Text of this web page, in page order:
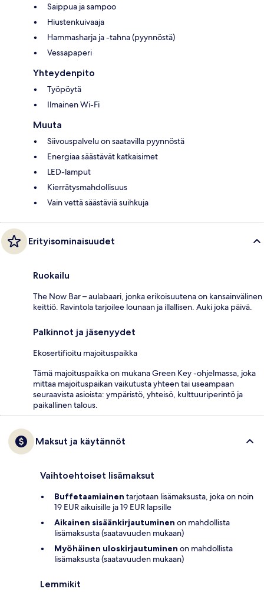
Saippua ja sampoo
Hiustenkuivaaja
Hammasharja ja -tahna (pyynnöstä)
Vessapaperi
Yhteydenpito
Työpöytä
Ilmainen Wi-Fi
Muuta
Siivouspalvelu on saatavilla pyynnöstä
Energiaa säästävät katkaisimet
LED-lamput
Kierrätysmahdollisuus
Vain vettä säästäviä suihkuja
Erityisominaisuudet
Ruokailu
The Now Bar – aulabaari, jonka erikoisuutena on kansainvälinen
keittiö. Ravintola tarjoilee lounaan ja illallisen. Auki joka päivä.
Palkinnot ja jäsenyydet
Ekosertifioitu majoituspaikka
Tämä majoituspaikka on mukana Green Key -ohjelmassa, joka
mittaa majoituspaikan vaikutusta yhteen tai useampaan
seuraavista asioista: ympäristö, yhteisö, kulttuuriperintö ja
paikallinen talous.
Maksut ja käytännöt
Vaihtoehtoiset lisämaksut
Buffetaamiainen tarjotaan lisämaksusta, joka on noin
19 EUR aikuisille ja 19 EUR lapsille
Aikainen sisäänkirjautuminen on mahdollista
lisämaksusta (saatavuuden mukaan)
Myöhäinen uloskirjautuminen on mahdollista
lisämaksusta (saatavuuden mukaan)
Lemmikit